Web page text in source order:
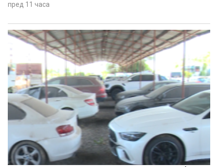
пред 11 часа